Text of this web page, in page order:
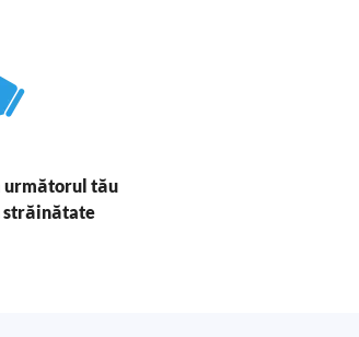
următorul tău
străinătate